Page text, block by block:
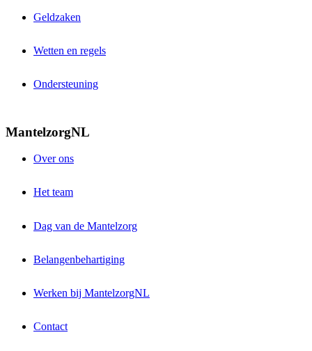
Geldzaken
Wetten en regels
Ondersteuning
MantelzorgNL
Over ons
Het team
Dag van de Mantelzorg
Belangenbehartiging
Werken bij MantelzorgNL
Contact